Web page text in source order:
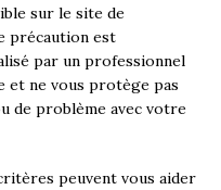
sur le site de
précaution est
par un professionnel
et ne vous protège pas
de problème avec votre
peuvent vous aider